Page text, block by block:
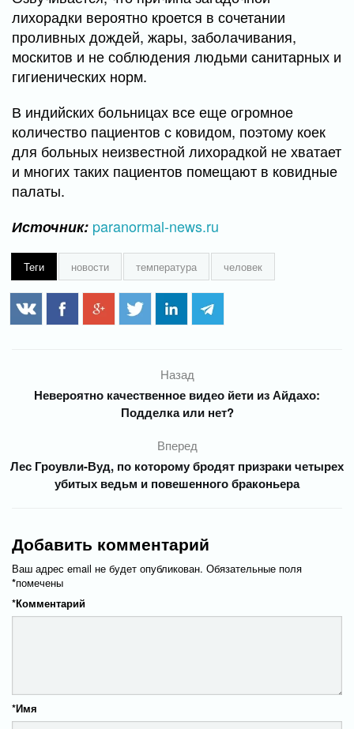
лихорадки вероятно кроется в сочетании
проливных дождей, жары, заболачивания,
москитов и не соблюдения людьми санитарных и
гигиенических норм.
В индийских больницах все еще огромное
количество пациентов с ковидом, поэтому коек
для больных неизвестной лихорадкой не хватает
и многих таких пациентов помещают в ковидные
палаты.
Источник: paranormal-news.ru
Теги новости температура человек
Назад
Невероятно качественное видео йети из Айдахо:
Подделка или нет?
Вперед
Лес Гроувли-Вуд, по которому бродят призраки четырех
убитых ведьм и повешенного браконьера
Добавить комментарий
Ваш адрес email не будет опубликован. Обязательные поля
помечены
*
Комментарий
*
Имя
*